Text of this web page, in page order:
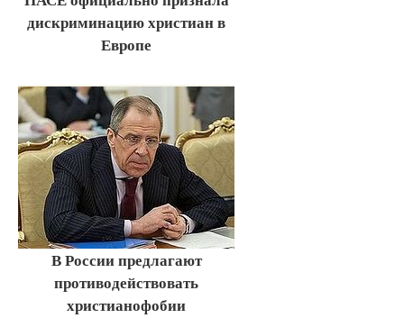
дискриминацию христиан в
Европе
В России предлагают
противодействовать
христианофобии